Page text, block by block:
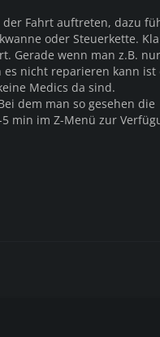
Fahrt auftreten, dazu
oder Steuerkette.
Gerade wenn man z.B.
nicht reparieren kann ist
Medics da sind.
dem man so gesehen die
min im Z-Menü zur